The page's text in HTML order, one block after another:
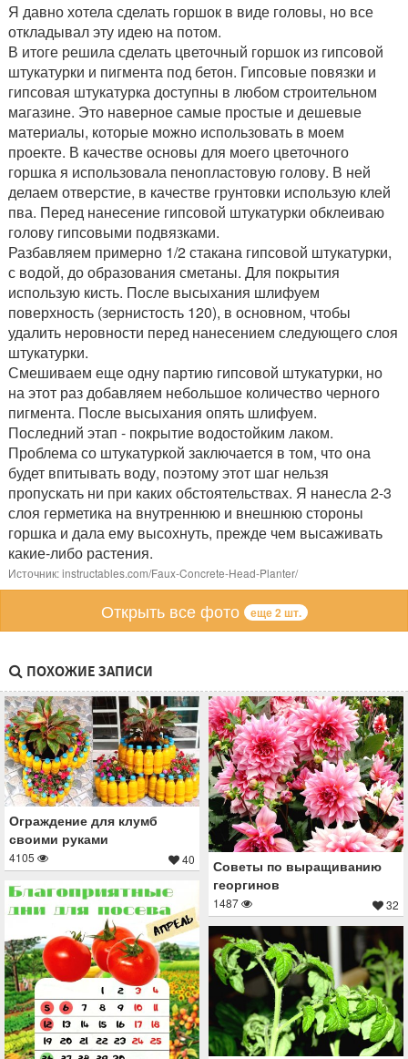
Я давно хотела сделать горшок в виде головы, но все
откладывал эту идею на потом.
В итоге решила сделать цветочный горшок из гипсовой
штукатурки и пигмента под бетон. Гипсовые повязки и
гипсовая штукатурка доступны в любом строительном
магазине. Это наверное самые простые и дешевые
материалы, которые можно использовать в моем
проекте. В качестве основы для моего цветочного
горшка я использовала пенопластовую голову. В ней
делаем отверстие, в качестве грунтовки использую клей
пва. Перед нанесение гипсовой штукатурки обклеиваю
голову гипсовыми подвязками.
Разбавляем примерно 1/2 стакана гипсовой штукатурки,
с водой, до образования сметаны. Для покрытия
использую кисть. После высыхания шлифуем
поверхность (зернистость 120), в основном, чтобы
удалить неровности перед нанесением следующего слоя
штукатурки.
Смешиваем еще одну партию гипсовой штукатурки, но
на этот раз добавляем небольшое количество черного
пигмента. После высыхания опять шлифуем.
Последний этап - покрытие водостойким лаком.
Проблема со штукатуркой заключается в том, что она
будет впитывать воду, поэтому этот шаг нельзя
пропускать ни при каких обстоятельствах. Я нанесла 2-3
слоя герметика на внутреннюю и внешнюю стороны
горшка и дала ему высохнуть, прежде чем высаживать
какие-либо растения.
Источник: instructables.com/Faux-Concrete-Head-Planter/
Открыть все фото еще 2 шт.
ПОХОЖИЕ ЗАПИСИ
Ограждение для клумб
своими руками
4105 40
Советы по выращиванию
георгинов
1487 32